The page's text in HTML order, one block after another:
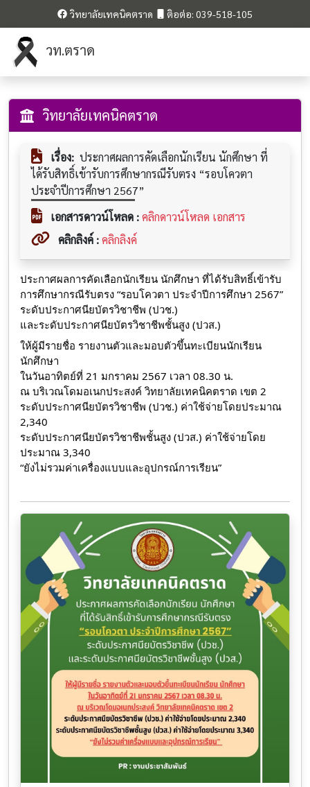
วิทยาลัยเทคนิคตราด ติอต่อ: 039-518-105
วท.ตราด
วิทยาลัยเทคนิคตราด
เรื่อง: ประกาศผลการคัดเลือกนักเรียน นักศึกษา ที่
ได้รับสิทธิ์เข้ารับการศึกษากรณีรับตรง “รอบโควตา
ประจำปีการศึกษา 2567”
เอกสารดาวน์โหลด : คลิกดาวน์โหลด เอกสาร
คลิกลิงค์ :คลิกลิงค์
ประกาศผลการคัดเลือกนักเรียน นักศึกษา ที่ได้รับสิทธิ์เข้ารับ
การศึกษากรณีรับตรง “รอบโควตา ประจำปีการศึกษา 2567”
ระดับประกาศนียบัตรวิชาชีพ (ปวช.)
และระดับประกาศนียบัตรวิชาชีพชั้นสูง (ปวส.)
ให้ผู้มีรายชื่อ รายงานตัวและมอบตัวขึ้นทะเบียนนักเรียน
นักศึกษา
ในวันอาทิตย์ที่ 21 มกราคม 2567 เวลา 08.30 น.
ณ บริเวณโดมอเนกประสงค์ วิทยาลัยเทคนิคตราด เขต 2
ระดับประกาศนียบัตรวิชาชีพ (ปวช.) ค่าใช้จ่ายโดยประมาณ
2,340
ระดับประกาศนียบัตรวิชาชีพชั้นสูง (ปวส.) ค่าใช้จ่ายโดย
ประมาณ 3,340
“ยังไม่รวมค่าเครื่องแบบและอุปกรณ์การเรียน”